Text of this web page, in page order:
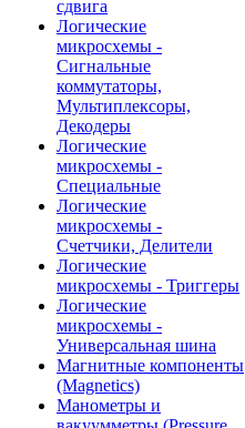
сдвига
Логические
микросхемы -
Сигнальные
коммутаторы,
Мультиплексоры,
Декодеры
Логические
микросхемы -
Специальные
Логические
микросхемы -
Счетчики, Делители
Логические
микросхемы - Триггеры
Логические
микросхемы -
Универсальная шина
Магнитные компоненты
(Magnetics)
Манометры и